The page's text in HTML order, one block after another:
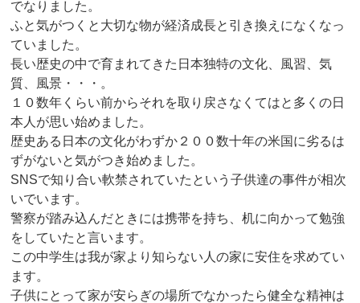
でなりました。
ふと気がつくと大切な物が経済成長と引き換えになくなっ
ていました。
長い歴史の中で育まれてきた日本独特の文化、風習、気
質、風景・・・。
１０数年くらい前からそれを取り戻さなくてはと多くの日
本人が思い始めました。
歴史ある日本の文化がわずか２００数十年の米国に劣るは
ずがないと気がつき始めました。
SNSで知り合い軟禁されていたという子供達の事件が相次
いでいます。
警察が踏み込んだときには携帯を持ち、机に向かって勉強
をしていたと言います。
この中学生は我が家より知らない人の家に安住を求めてい
ます。
子供にとって家が安らぎの場所でなかったら健全な精神は